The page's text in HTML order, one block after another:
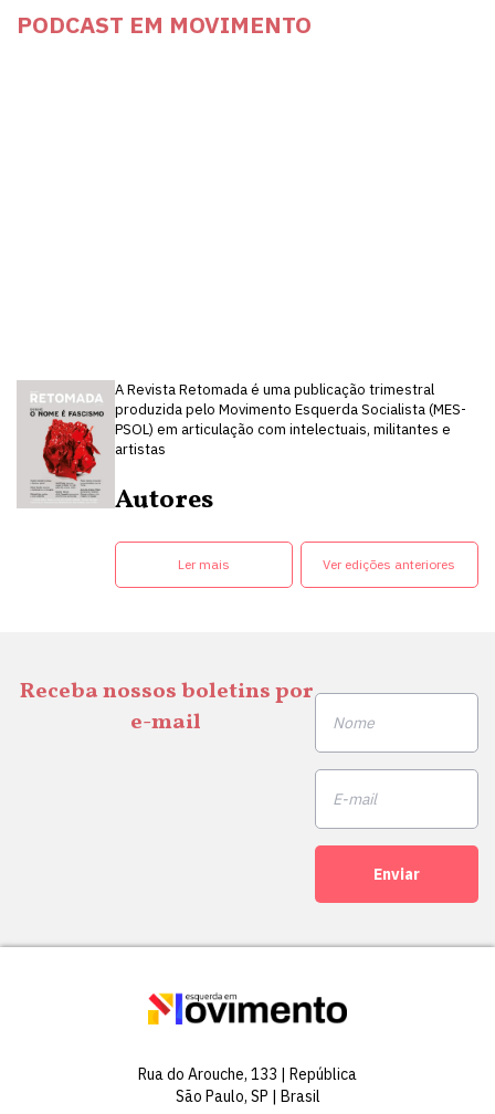
PODCAST EM MOVIMENTO
A Revista Retomada é uma publicação trimestral
produzida pelo Movimento Esquerda Socialista (MES-
PSOL) em articulação com intelectuais, militantes e
artistas
Autores
Ler mais Ver edições anteriores
Receba nossos boletins por
e-mail
Enviar
Rua do Arouche, 133 | República
São Paulo, SP | Brasil